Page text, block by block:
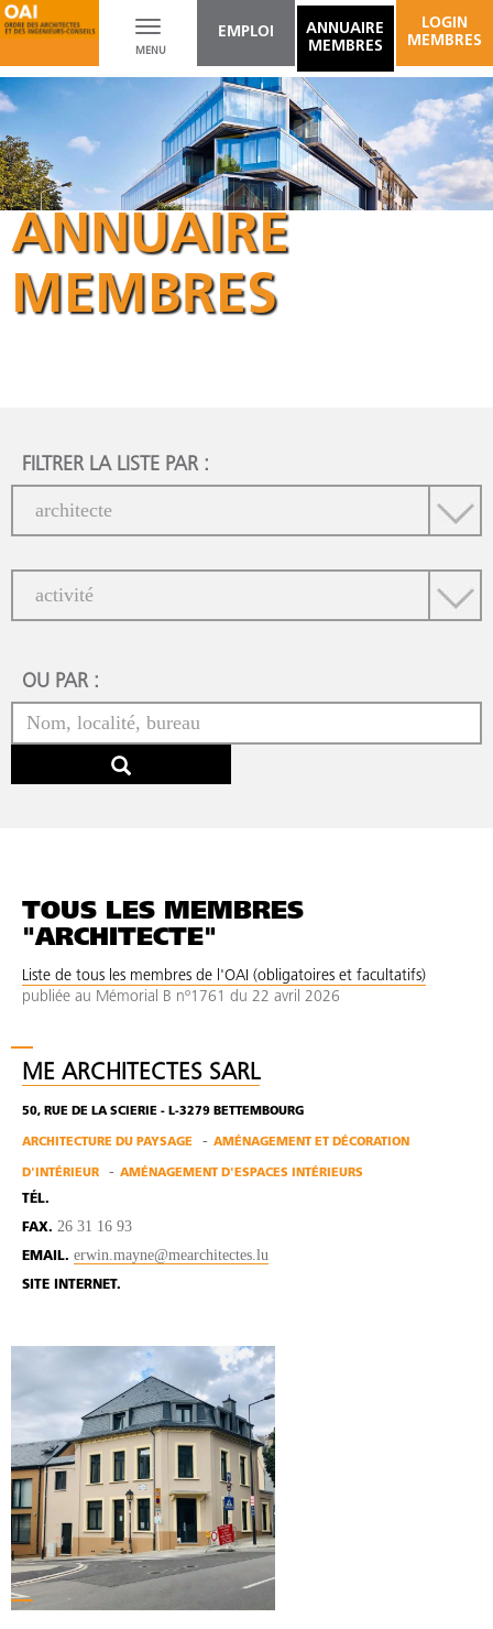
Toggle
navigation
MENU
EMPLOI
ANNUAIRE
MEMBRES
LOGIN
MEMBRES
ANNUAIRE
MEMBRES
FILTRER LA LISTE PAR :
OU PAR :
TOUS LES MEMBRES
"ARCHITECTE"
Liste de tous les membres de l'OAI (obligatoires et facultatifs)
publiée au Mémorial B nº1761 du 22 avril 2026
ME ARCHITECTES SARL
50, RUE DE LA SCIERIE - L-3279 BETTEMBOURG
ARCHITECTURE DU PAYSAGE AMÉNAGEMENT ET DÉCORATION
D'INTÉRIEUR AMÉNAGEMENT D'ESPACES INTÉRIEURS
TÉL.
FAX. 26 31 16 93
EMAIL. erwin.mayne@mearchitectes.lu
SITE INTERNET.